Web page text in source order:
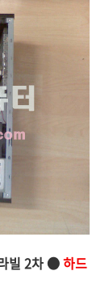
빌 2차 ●하드